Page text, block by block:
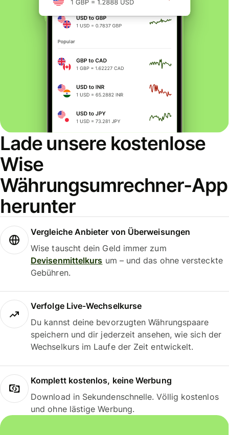
Lade unsere kostenlose
Wise
Währungsumrechner-App
herunter
Vergleiche Anbieter von Überweisungen
Wise tauscht dein Geld immer zum
Devisenmittelkurs um – und das ohne versteckte
Gebühren.
Verfolge Live-Wechselkurse
Du kannst deine bevorzugten Währungspaare
speichern und dir jederzeit ansehen, wie sich der
Wechselkurs im Laufe der Zeit entwickelt.
Komplett kostenlos, keine Werbung
Download in Sekundenschnelle. Völlig kostenlos
und ohne lästige Werbung.